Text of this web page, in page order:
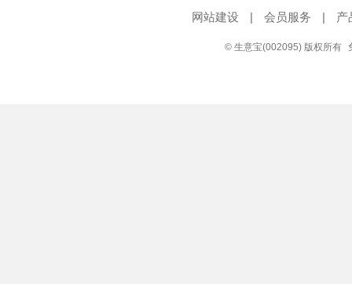
网站建设 | 会员服务 | 产
© 生意宝(002095) 版权所有